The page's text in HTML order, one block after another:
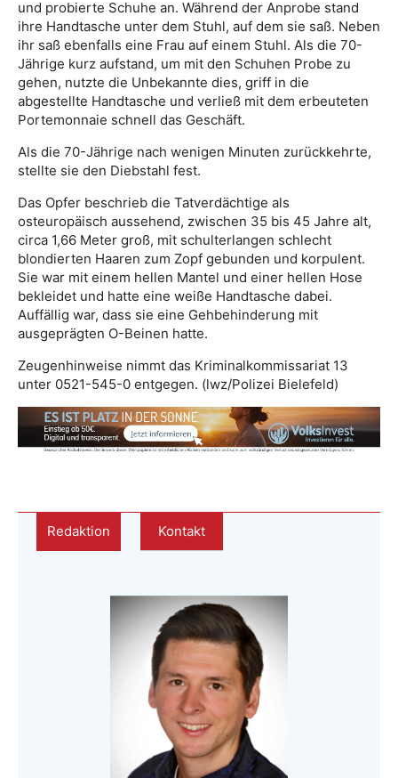
und probierte Schuhe an. Während der Anprobe stand
ihre Handtasche unter dem Stuhl, auf dem sie saß. Neben
ihr saß ebenfalls eine Frau auf einem Stuhl. Als die 70-
Jährige kurz aufstand, um mit den Schuhen Probe zu
gehen, nutzte die Unbekannte dies, griff in die
abgestellte Handtasche und verließ mit dem erbeuteten
Portemonnaie schnell das Geschäft.
Als die 70-Jährige nach wenigen Minuten zurückkehrte,
stellte sie den Diebstahl fest.
Das Opfer beschrieb die Tatverdächtige als
osteuropäisch aussehend, zwischen 35 bis 45 Jahre alt,
circa 1,66 Meter groß, mit schulterlangen schlecht
blondierten Haaren zum Zopf gebunden und korpulent.
Sie war mit einem hellen Mantel und einer hellen Hose
bekleidet und hatte eine weiße Handtasche dabei.
Auffällig war, dass sie eine Gehbehinderung mit
ausgeprägten O-Beinen hatte.
Zeugenhinweise nimmt das Kriminalkommissariat 13
unter 0521-545-0 entgegen. (lwz/Polizei Bielefeld)
Redaktion Kontakt